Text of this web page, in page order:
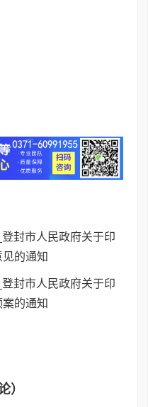
封市人民政府关于印
的通知
封市人民政府关于印
的通知
）